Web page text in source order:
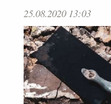
25.08.2020 13:03